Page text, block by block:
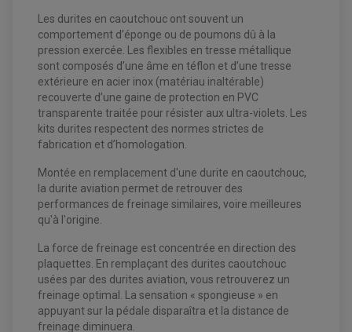
FREINAGE
ACCESSOIRE + VISSERIE FREINAGE
DISQUE DE FREIN
EQUIPEMENT ELECTRIQUE QUAD / SSV
ACCESSOIRES ELECTRIQUE QUAD / SSV
BOITIER CDI QUAD ET SSV
CHARGEUR DE BATTERIE QUAD / SSV
COMPTEUR QUAD / SSV
CONTACTEUR A CLÉ QUAD
DÉMARREUR
ECLAIRAGE LED / HALOGÈNE
STATOR ET REDRESSEUR / REGULATEUR
EQUIPEMENT FREINAGE QUAD / SSV
DISQUE DE FREIN QUAD / SSV
KIT DURITE DE FREIN QUAD
PLAQUETTES DE FREIN QUAD / SSV
HUILE ET PRODUIT D'ENTRETIEN QUAD
HUILE POUR QUAD
PRODUIT D'ENTRETIEN QUAD
PNEUMATIQUE
MOUSSE
CHAMBRE À AIR
EQUIPEMENT FREINAGE MOTO CROSS ET
ENDURO
ACCESSOIRES FREINAGE
DISQUE DE FREIN AVANT
Les durites en caoutchouc ont souvent un
comportement d’éponge ou de poumons dû à la
pression exercée. Les flexibles en tresse métallique
sont composés d’une âme en téflon et d’une tresse
extérieure en acier inox (matériau inaltérable)
recouverte d’une gaine de protection en PVC
transparente traitée pour résister aux ultra-violets. Les
kits durites respectent des normes strictes de
fabrication et d’homologation.
Montée en remplacement d'une durite en caoutchouc,
la durite aviation permet de retrouver des
performances de freinage similaires, voire meilleures
qu'à l'origine.
La force de freinage est concentrée en direction des
plaquettes. En remplaçant des durites caoutchouc
usées par des durites aviation, vous retrouverez un
freinage optimal. La sensation « spongieuse » en
appuyant sur la pédale disparaîtra et la distance de
freinage diminuera.